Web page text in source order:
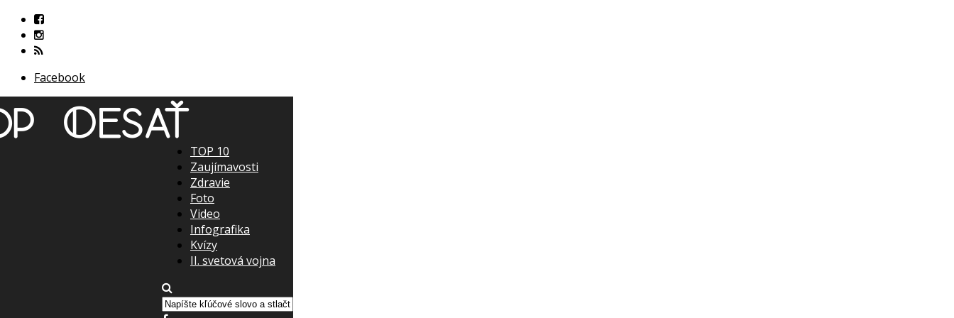
Facebook
TOP 10
Zaujímavosti
Zdravie
Foto
Video
Infografika
Kvízy
II. svetová vojna